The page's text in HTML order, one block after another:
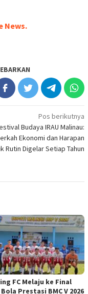
News.
Pos berikutnya
Budaya IRAU Malinau:
Ekonomi dan Harapan
Rutin Digelar Setiap Tahun
FC Melaju ke Final
Prestasi BMC V 2026